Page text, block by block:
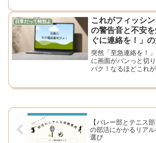
日常だって特別よ
これがフィッシ
の警告音と不安
ぐに連絡を！」
突然「至急連絡を！
に画面がバンっと切
バク！なるほどこれ
【バレー部とテニス
の部活にかかるリア
選び